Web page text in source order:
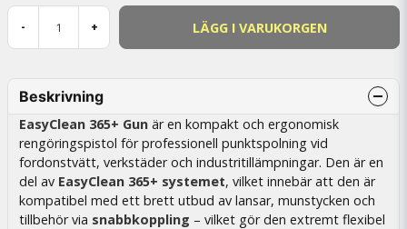
- + LÄGG I VARUKORGEN
Beskrivning
EasyClean 365+ Gun är en kompakt och ergonomisk
rengöringspistol för professionell punktspolning vid
fordonstvätt, verkstäder och industritillämpningar. Den är en
del av EasyClean 365+ systemet, vilket innebär att den är
kompatibel med ett brett utbud av lansar, munstycken och
tillbehör via snabbkoppling – vilket gör den extremt flexibel